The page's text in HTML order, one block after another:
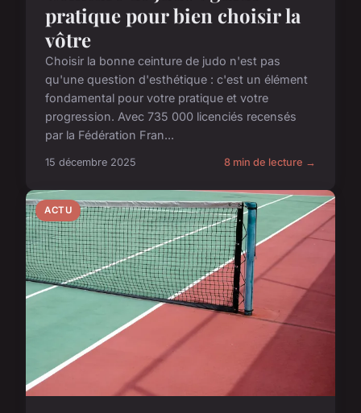
pratique pour bien choisir la
vôtre
Choisir la bonne ceinture de judo n'est pas
qu'une question d'esthétique : c'est un élément
fondamental pour votre pratique et votre
progression. Avec 735 000 licenciés recensés
par la Fédération Fran...
15 décembre 2025 8 min de lecture →
ACTU